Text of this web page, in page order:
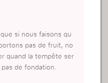
si nous faisons qu
pas de fruit, no
quand la tempête ser
de fondation.